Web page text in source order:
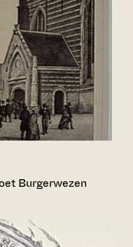
Burgerwezen